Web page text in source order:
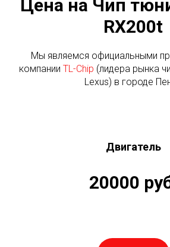
Цена на Чип
RX200t
Мы являемся официальными
компании TL-Chip (лидера рынка
Lexus) в городе
Двигатель
20000